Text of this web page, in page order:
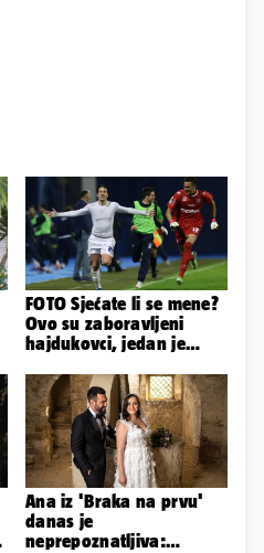
FOTO Sjećate li se mene?
Ovo su zaboravljeni
hajdukovci, jedan je
Ana iz 'Braka na prvu'
danas je
neprepoznatljiva: